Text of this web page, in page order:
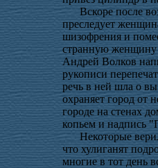
Вскоре после
преследует
шизофрения и
странную женщину
Андрей Волков
рукописи
речь в ней шла о
охраняет город от
городе на стенах
копьем и надпись
Некоторые
что хулиганят
многие в тот день